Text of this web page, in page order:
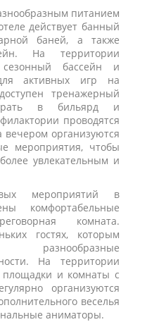
питанием
действует банный
баней, а также
На территории
бассейн и
активных игр на
тренажерный
в бильярд и
проводятся
вечером организуются
мероприятия, чтобы
увлекательным и
мероприятий в
комфортабельные
комната.
гостях, которым
На территории
площадки и комнаты с
организуются
веселья
аниматоры.